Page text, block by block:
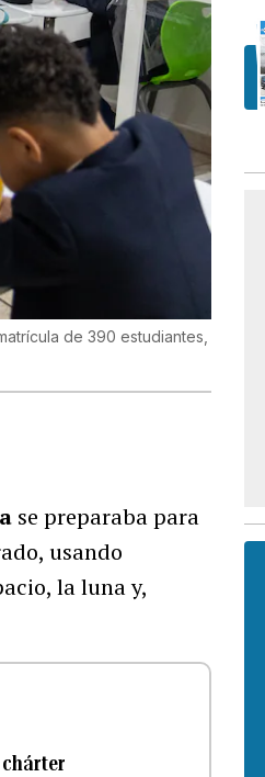
de 390 estudiantes,
se preparaba para
usando
la luna y,